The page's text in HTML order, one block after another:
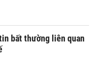
bất thường liên quan